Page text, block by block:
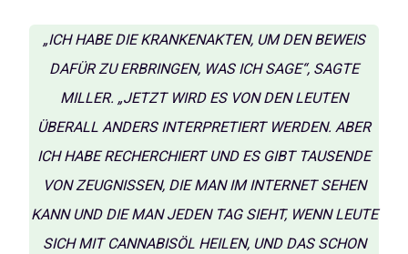
„ICH HABE DIE KRANKENAKTEN, UM DEN BEWEIS
DAFÜR ZU ERBRINGEN, WAS ICH SAGE“, SAGTE
MILLER. „JETZT WIRD ES VON DEN LEUTEN
ÜBERALL ANDERS INTERPRETIERT WERDEN. ABER
ICH HABE RECHERCHIERT UND ES GIBT TAUSENDE
VON ZEUGNISSEN, DIE MAN IM INTERNET SEHEN
KANN UND DIE MAN JEDEN TAG SIEHT, WENN LEUTE
SICH MIT CANNABISÖL HEILEN, UND DAS SCHON